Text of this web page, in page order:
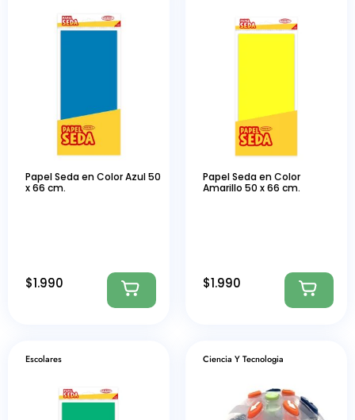
Papel Seda en Color Azul 50
x 66 cm.
$1.990
Papel Seda en Color
Amarillo 50 x 66 cm.
$1.990
Escolares Ciencia Y Tecnologia